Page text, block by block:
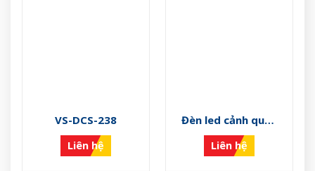
VS-DCS-238
Liên hệ
Đèn led cảnh quan
VS-CQ-HS
Liên hệ